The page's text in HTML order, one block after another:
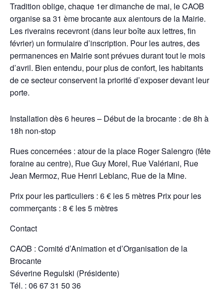
Tradition oblige, chaque 1er dimanche de mai, le CAOB
organise sa 31 ème brocante aux alentours de la Mairie.
Les riverains recevront (dans leur boîte aux lettres, fin
février) un formulaire d’inscription. Pour les autres, des
permanences en Mairie sont prévues durant tout le mois
d’avril. Bien entendu, pour plus de confort, les habitants
de ce secteur conservent la priorité d’exposer devant leur
porte.
Installation dès 6 heures – Début de la brocante : de 8h à
18h non-stop
Rues concernées : atour de la place Roger Salengro (fête
foraine au centre), Rue Guy Morel, Rue Valériani, Rue
Jean Mermoz, Rue Henri Leblanc, Rue de la Mine.
Prix pour les particuliers : 6 € les 5 mètres Prix pour les
commerçants : 8 € les 5 mètres
Contact
CAOB : Comité d’Animation et d’Organisation de la
Brocante
Séverine Regulski (Présidente)
Tél. : 06 67 31 50 36